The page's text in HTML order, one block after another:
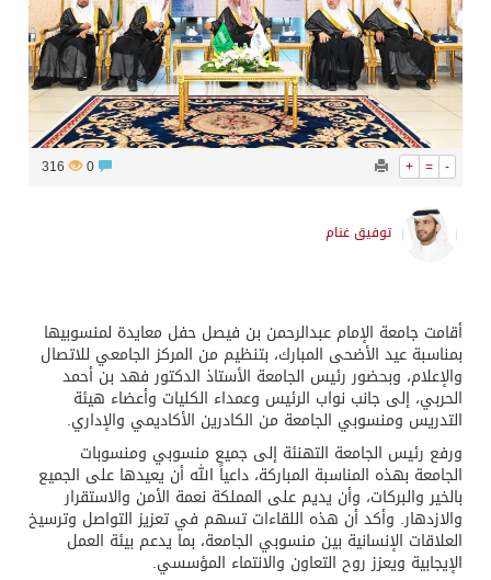
+ = -
316
توفيق غنام
أقامت جامعة الإمام عبدالرحمن بن فيصل حفل معايدة لمنسوبيها
بمناسبة عيد الأضحى المبارك، بتنظيم من المركز الجامعي للاتصال
والإعلام، وبحضور رئيس الجامعة الأستاذ الدكتور فهد بن أحمد
الحربي، إلى جانب نواب الرئيس وعمداء الكليات وأعضاء هيئة
التدريس ومنسوبي الجامعة من الكادرين الأكاديمي والإداري.
ورفع رئيس الجامعة التهنئة إلى جميع منسوبي ومنسوبات
الجامعة بهذه المناسبة المباركة، داعياً الله أن يعيدها على الجميع
بالخير والبركات، وأن يديم على المملكة نعمة الأمن والاستقرار
والازدهار. وأكد أن هذه اللقاءات تسهم في تعزيز التواصل وترسيخ
العلاقات الإنسانية بين منسوبي الجامعة، بما يدعم بيئة العمل
الإيجابية ويعزز روح التعاون والانتماء المؤسسي.